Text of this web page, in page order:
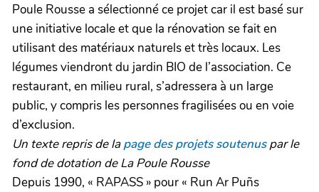
Poule Rousse a sélectionné ce projet car il est basé sur
une initiative locale et que la rénovation se fait en
utilisant des matériaux naturels et très locaux. Les
légumes viendront du jardin BIO de l’association. Ce
restaurant, en milieu rural, s’adressera à un large
public, y compris les personnes fragilisées ou en voie
d’exclusion.
Un texte repris de lapage des projets soutenuspar le
fond de dotation de La Poule Rousse
Depuis 1990, « RAPASS » pour « Run Ar Puñs